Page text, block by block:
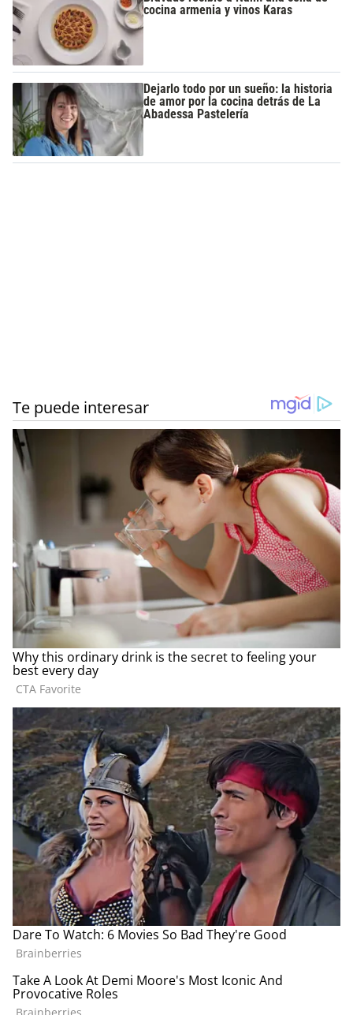
cocina armenia y vinos Karas
Dejarlo todo por un sueño: la historia
de amor por la cocina detrás de La
Abadessa Pastelería